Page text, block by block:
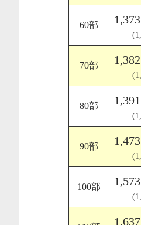
60部
70部
80部
90部
100部